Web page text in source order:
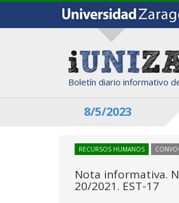
Boletín diario informativo
8/5/2023
RECURSOS HUMANOS
Nota informativa.
20/2021. EST-17